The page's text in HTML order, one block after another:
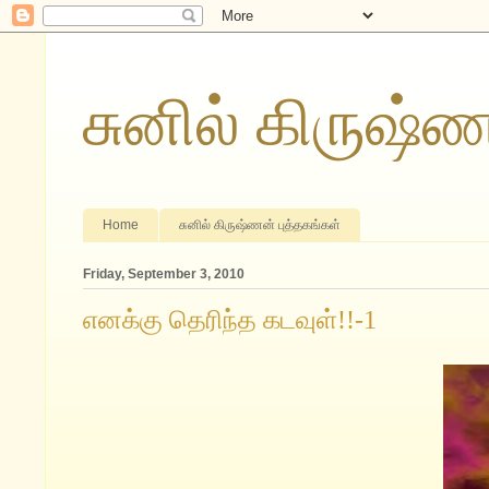
சுனில்
Home சுனில் கிருஷ்ணன் புத்தகங்கள்
Friday, September 3, 2010
எனக்கு தெரிந்த கடவுள்!!-1